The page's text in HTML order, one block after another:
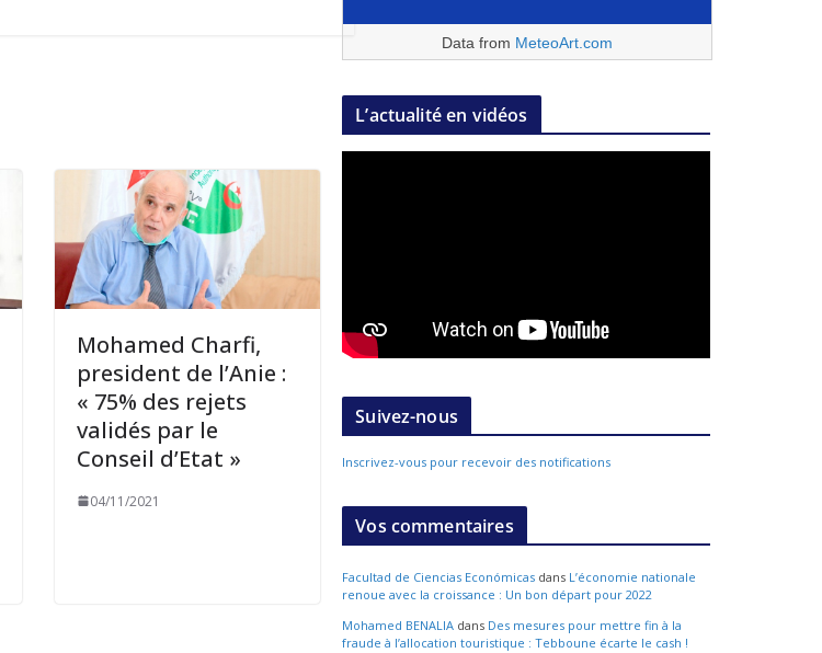
Mohamed Charfi,
president de l’Anie :
« 75% des rejets
validés par le
Conseil d’Etat »
04/11/2021
Data from MeteoArt.com
L’actualité en vidéos
Suivez-nous
Inscrivez-vous pour recevoir des notifications
Vos commentaires
Facultad de Ciencias Económicas dans L’économie nationale
renoue avec la croissance : Un bon départ pour 2022
Mohamed BENALIA dans Des mesures pour mettre fin à la
fraude à l’allocation touristique : Tebboune écarte le cash !